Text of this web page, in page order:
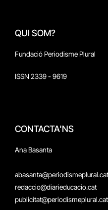
QUI SOM?
Fundació Periodisme Plural
ISSN 2339 - 9619
CONTACTA'NS
Ana Basanta
abasanta@periodismeplural.cat
redaccio@diarieducacio.cat
publicitat@periodismeplural.cat